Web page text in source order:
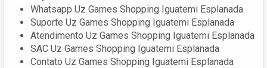
Whatsapp Uz Games Shopping Iguatemi Esplanada
Suporte Uz Games Shopping Iguatemi Esplanada
Atendimento Uz Games Shopping Iguatemi Esplanada
SAC Uz Games Shopping Iguatemi Esplanada
Contato Uz Games Shopping Iguatemi Esplanada